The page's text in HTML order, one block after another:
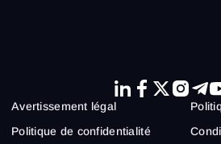
Avertissement légal
Politique de confidentialité